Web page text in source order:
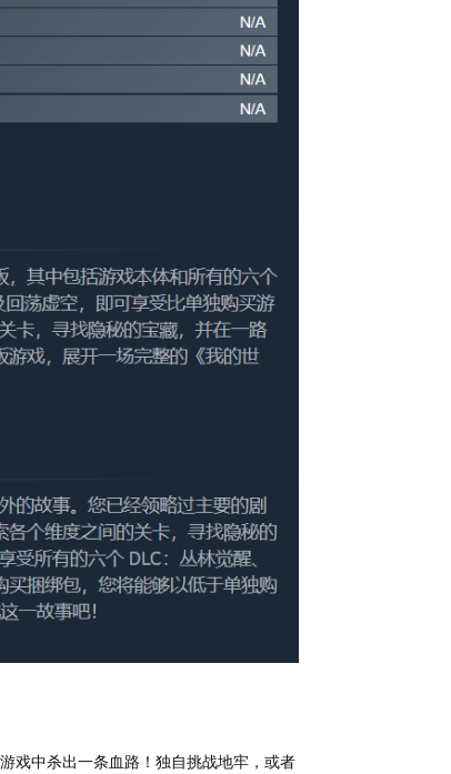
戏中杀出一条血路！独自挑战地牢，或者